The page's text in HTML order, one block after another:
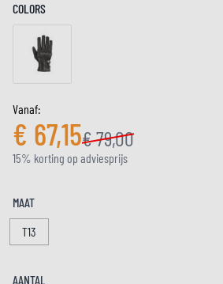
COLORS
Vanaf:
€ 67,15€ 79,00
15% korting op adviesprijs
MAAT
T13
AANTAL